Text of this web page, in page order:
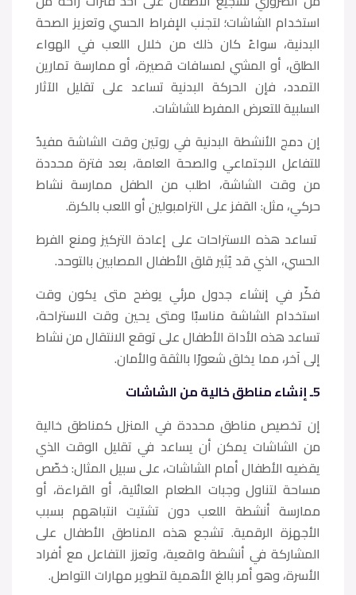
استخدام الشاشات؛ لتجنب الإفراط الحسي وتعزيز الصحة
البدنية، سواءً كان ذلك من خلال اللعب في الهواء
الطلق، أو المشي لمسافات قصيرة، أو ممارسة تمارين
التمدد، فإن الحركة البدنية تساعد على تقليل الآثار
السلبية للتعرض المفرط للشاشات.
إن دمج الأنشطة البدنية في روتين وقت الشاشة مفيدٌ
للتفاعل الاجتماعي والصحة العامة، بعد فترة محددة
من وقت الشاشة، اطلب من الطفل ممارسة نشاط
حركي، مثل: القفز على الترامبولين أو اللعب بالكرة.
تساعد هذه الاستراحات على إعادة التركيز ومنع الفرط
الحسي، الذي قد يُثير قلق الأطفال المصابين بالتوحد.
فكّر في إنشاء جدول مرئي يوضح متى يكون وقت
استخدام الشاشة مناسبًا ومتى يحين وقت الاستراحة،
تساعد هذه الأداة الأطفال على توقع الانتقال من نشاط
إلى آخر، مما يخلق شعورًا بالثقة والأمان.
5ـ إنشاء مناطق خالية من الشاشات
إن تخصيص مناطق محددة في المنزل كمناطق خالية
من الشاشات يمكن أن يساعد في تقليل الوقت الذي
يقضيه الأطفال أمام الشاشات، على سبيل المثال: خصّص
مساحة لتناول وجبات الطعام العائلية، أو القراءة، أو
ممارسة أنشطة اللعب دون تشتيت انتباههم بسبب
الأجهزة الرقمية. تشجع هذه المناطق الأطفال على
المشاركة في أنشطة واقعية، وتعزز التفاعل مع أفراد
الأسرة، وهو أمر بالغ الأهمية لتطوير مهارات التواصل.